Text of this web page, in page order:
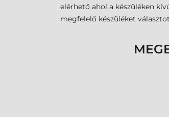
elérhető ahol a készüléken
megfelelő készüléket